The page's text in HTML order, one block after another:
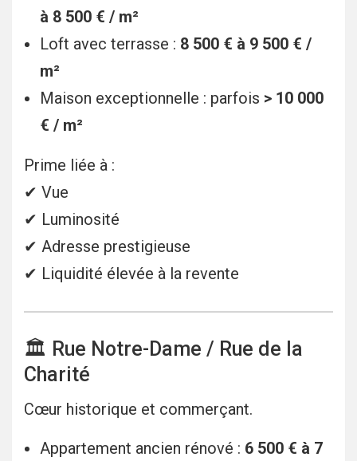
à 8 500 € / m²
Loft avec terrasse : 8 500 € à 9 500 € /
m²
Maison exceptionnelle : parfois > 10 000
€ / m²
Prime liée à :
✔ Vue
✔ Luminosité
✔ Adresse prestigieuse
✔ Liquidité élevée à la revente
🏛 Rue Notre-Dame / Rue de la
Charité
Cœur historique et commerçant.
Appartement ancien rénové : 6 500 € à 7